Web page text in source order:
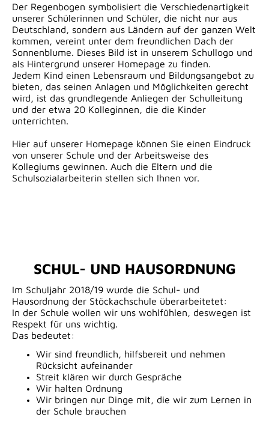
Der Regenbogen symbolisiert die Verschiedenartigkeit
unserer Schülerinnen und Schüler, die nicht nur aus
Deutschland, sondern aus Ländern auf der ganzen Welt
kommen, vereint unter dem freundlichen Dach der
Sonnenblume. Dieses Bild ist in unserem Schullogo und
als Hintergrund unserer Homepage zu finden.
Jedem Kind einen Lebensraum und Bildungsangebot zu
bieten, das seinen Anlagen und Möglichkeiten gerecht
wird, ist das grundlegende Anliegen der Schulleitung
und der etwa 20 Kolleginnen, die die Kinder
unterrichten.
Hier auf unserer Homepage können Sie einen Eindruck
von unserer Schule und der Arbeitsweise des
Kollegiums gewinnen. Auch die Eltern und die
Schulsozialarbeiterin stellen sich Ihnen vor.
SCHUL- UND HAUSORDNUNG
Im Schuljahr 2018/19 wurde die Schul- und
Hausordnung der Stöckachschule überarbeitetet:
In der Schule wollen wir uns wohlfühlen, deswegen ist
Respekt für uns wichtig.
Das bedeutet:
Wir sind freundlich, hilfsbereit und nehmen
Rücksicht aufeinander
Streit klären wir durch Gespräche
Wir halten Ordnung
Wir bringen nur Dinge mit, die wir zum Lernen in
der Schule brauchen